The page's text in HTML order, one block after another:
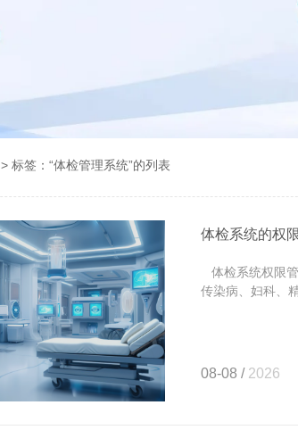
> 标签：“体检管理系统”的列表
体检系统的权
体检系统权限
传染病、妇科、
08-08 /2026